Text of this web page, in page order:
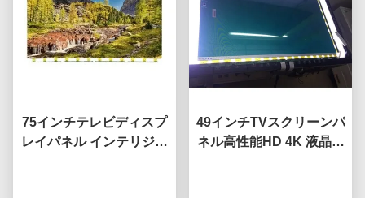
75インチテレビディスプ
レイパネル インテリジェ
49インチTVスクリーンパ
ネル高性能HD 4K 液晶デ